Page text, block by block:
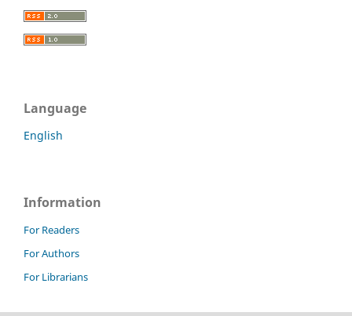
Language
English
Information
For Readers
For Authors
For Librarians